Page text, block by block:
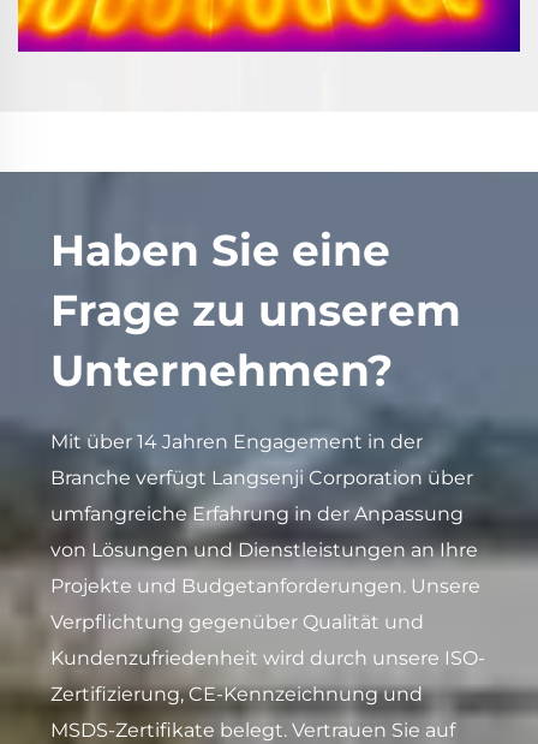
Haben Sie eine
Frage zu unserem
Unternehmen?
Mit über 14 Jahren Engagement in der
Branche verfügt Langsenji Corporation über
umfangreiche Erfahrung in der Anpassung
von Lösungen und Dienstleistungen an Ihre
Projekte und Budgetanforderungen. Unsere
Verpflichtung gegenüber Qualität und
Kundenzufriedenheit wird durch unsere ISO-
Zertifizierung, CE-Kennzeichnung und
MSDS-Zertifikate belegt. Vertrauen Sie auf